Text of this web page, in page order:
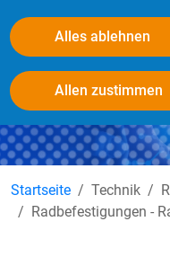
Alles ablehnen
Allen zustimmen
Startseite Technik
Radbefestigungen -